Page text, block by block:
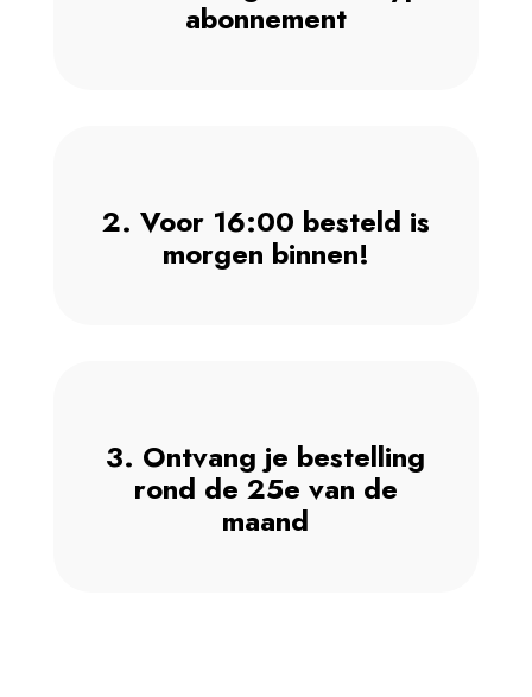
abonnement
2. Voor 16:00 besteld is
morgen binnen!
3. Ontvang je bestelling
rond de 25e van de
maand